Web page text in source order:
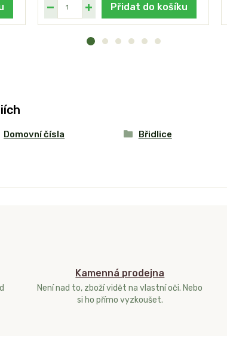
Přidat do košíku
Domovní čísla Břidlice
Kamenná prodejna
Není nad to, zboží vidět na vlastní oči. Nebo
si ho přímo vyzkoušet.